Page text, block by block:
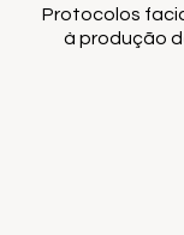
Protocolos
à produção